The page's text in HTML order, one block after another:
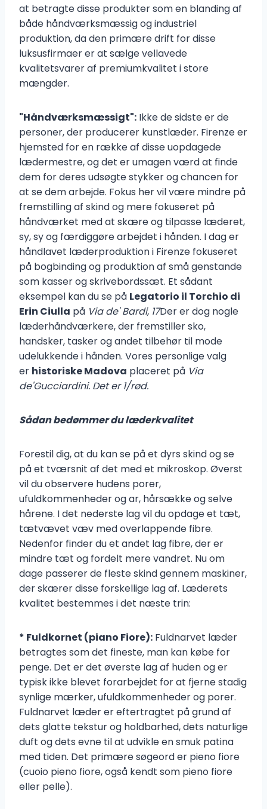
at betragte disse produkter som en blanding af
både håndværksmæssig og industriel
produktion, da den primære drift for disse
luksusfirmaer er at sælge vellavede
kvalitetsvarer af premiumkvalitet i store
mængder.
"Håndværksmæssigt": Ikke de sidste er de
personer, der producerer kunstlæder. Firenze er
hjemsted for en række af disse uopdagede
lædermestre, og det er umagen værd at finde
dem for deres udsøgte stykker og chancen for
at se dem arbejde. Fokus her vil være mindre på
fremstilling af skind og mere fokuseret på
håndværket med at skære og tilpasse læderet,
sy, sy og færdiggøre arbejdet i hånden. I dag er
håndlavet læderproduktion i Firenze fokuseret
på bogbinding og produktion af små genstande
som kasser og skrivebordssæt. Et sådant
eksempel kan du se på Legatorio il Torchio di
Erin Ciulla på Via de' Bardi, 17Der er dog nogle
læderhåndværkere, der fremstiller sko,
handsker, tasker og andet tilbehør til mode
udelukkende i hånden. Vores personlige valg
er historiske Madova placeret på Via
de'Gucciardini. Det er 1/rød.
Sådan bedømmer du læderkvalitet
Forestil dig, at du kan se på et dyrs skind og se
på et tværsnit af det med et mikroskop. Øverst
vil du observere hudens porer,
ufuldkommenheder og ar, hårsække og selve
hårene. I det nederste lag vil du opdage et tæt,
tætvævet væv med overlappende fibre.
Nedenfor finder du et andet lag fibre, der er
mindre tæt og fordelt mere vandret. Nu om
dage passerer de fleste skind gennem maskiner,
der skærer disse forskellige lag af. Læderets
kvalitet bestemmes i det næste trin:
* Fuldkornet (piano Fiore): Fuldnarvet læder
betragtes som det fineste, man kan købe for
penge. Det er det øverste lag af huden og er
typisk ikke blevet forarbejdet for at fjerne stadig
synlige mærker, ufuldkommenheder og porer.
Fuldnarvet læder er eftertragtet på grund af
dets glatte tekstur og holdbarhed, dets naturlige
duft og dets evne til at udvikle en smuk patina
med tiden. Det primære søgeord er pieno fiore
(cuoio pieno fiore, også kendt som pieno fiore
eller pelle).